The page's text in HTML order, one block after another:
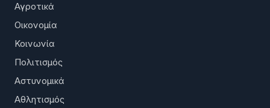
Αγροτικά
Οικονομία
Κοινωνία
Πολιτισμός
Αστυνομικά
Αθλητισμός